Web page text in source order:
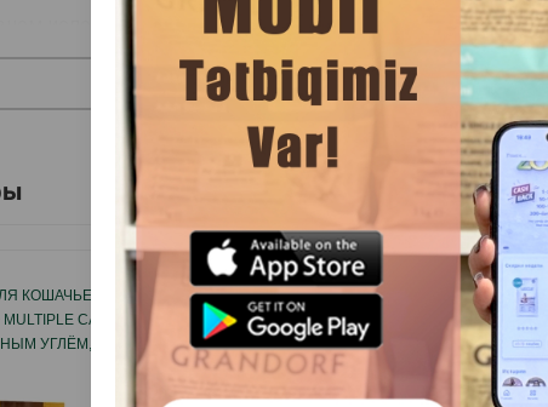
ЧИТАТЬ ДАЛЬШЕ
КОШАЧЬЕГО
CAT (С
УГЛЁМ,
НАПОЛНИТЕЛЬ ДЛЯ КОШАЧЬЕГО
ТУАЛЕТА SANICAT DIAMONDS LAVANDER
SILICA GEL SG3773 СИЛИКАГЕЛЕВЫЙ С
АРОМАТОМ ЛАВАНДЫ 5 ЛТР.